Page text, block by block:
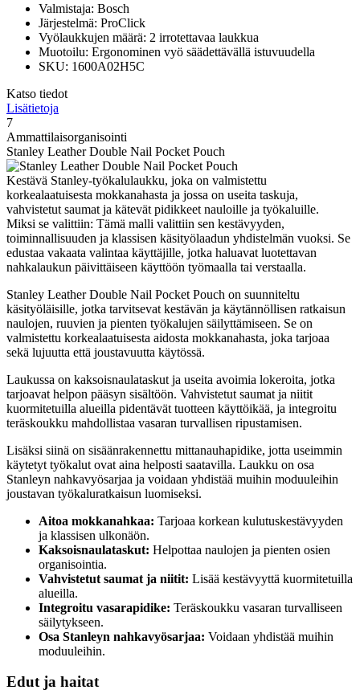
Valmistaja: Bosch
Järjestelmä: ProClick
Vyölaukkujen määrä: 2 irrotettavaa laukkua
Muotoilu: Ergonominen vyö säädettävällä istuvuudella
SKU: 1600A02H5C
Katso tiedot
Lisätietoja
7
Ammattilaisorganisointi
Stanley Leather Double Nail Pocket Pouch
Kestävä Stanley-työkalulaukku, joka on valmistettu
korkealaatuisesta mokkanahasta ja jossa on useita taskuja,
vahvistetut saumat ja kätevät pidikkeet nauloille ja työkaluille.
Miksi se valittiin: Tämä malli valittiin sen kestävyyden,
toiminnallisuuden ja klassisen käsityölaadun yhdistelmän vuoksi. Se
edustaa vakaata valintaa käyttäjille, jotka haluavat luotettavan
nahkalaukun päivittäiseen käyttöön työmaalla tai verstaalla.
Stanley Leather Double Nail Pocket Pouch on suunniteltu
käsityöläisille, jotka tarvitsevat kestävän ja käytännöllisen ratkaisun
naulojen, ruuvien ja pienten työkalujen säilyttämiseen. Se on
valmistettu korkealaatuisesta aidosta mokkanahasta, joka tarjoaa
sekä lujuutta että joustavuutta käytössä.
Laukussa on kaksoisnaulataskut ja useita avoimia lokeroita, jotka
tarjoavat helpon pääsyn sisältöön. Vahvistetut saumat ja niitit
kuormitetuilla alueilla pidentävät tuotteen käyttöikää, ja integroitu
teräskoukku mahdollistaa vasaran turvallisen ripustamisen.
Lisäksi siinä on sisäänrakennettu mittanauhapidike, jotta useimmin
käytetyt työkalut ovat aina helposti saatavilla. Laukku on osa
Stanleyn nahkavyösarjaa ja voidaan yhdistää muihin moduuleihin
joustavan työkaluratkaisun luomiseksi.
Aitoa mokkanahkaa: Tarjoaa korkean kulutuskestävyyden
ja klassisen ulkonäön.
Kaksoisnaulataskut: Helpottaa naulojen ja pienten osien
organisointia.
Vahvistetut saumat ja niitit: Lisää kestävyyttä kuormitetuilla
alueilla.
Integroitu vasarapidike: Teräskoukku vasaran turvalliseen
säilytykseen.
Osa Stanleyn nahkavyösarjaa: Voidaan yhdistää muihin
moduuleihin.
Edut ja haitat